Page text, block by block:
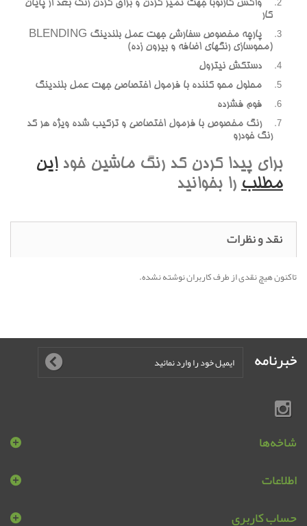
واکس کارنوبا جهت تميز کردن و براق کردن رنگ بعد از پايان
کار
پارچه مخصوص سفارشي جهت عمل بلندينگ BLENDING
(محوسازي رنگهاي اضافه و بيرون زده)
دستکش نيترول
محلول محو کننده با فرمول اختصاصي جهت عمل بلندينگ
فوم فشرده
رنگ مخصوص با فرمول اختصاصي و ترکيب شده ويژه هر کد
رنگ خودرو
براي پيدا کردن کد رنگ ماشين خوداين
مطلب را بخوانيد
نقد و نظرات
تاکنون هیچ نقدی از طرف کاربران نوشته نشده.
خبرنامه
شاخه‌ها
اطلاعات
حساب کاربری